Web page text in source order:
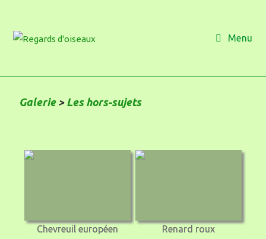
Menu
Galerie> Les hors-sujets
Chevreuil européen Renard roux